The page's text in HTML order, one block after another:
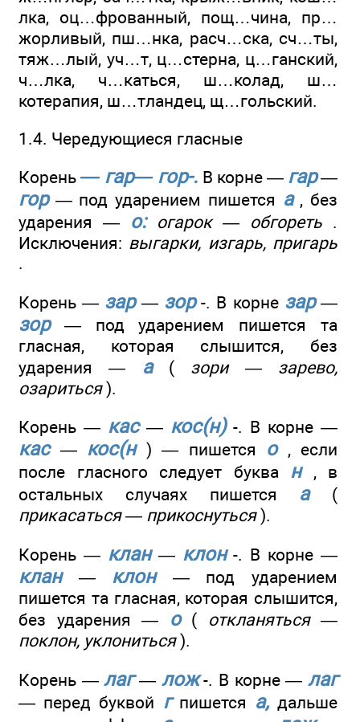
лка, оц…фрованный, пощ…чина, пр…
жорливый, пш…нка, расч…ска, сч…ты,
тяж…лый, уч…т, ц…стерна, ц…ганский,
ч…лка, ч…каться, ш…колад, ш…
котерапия, ш…тландец, щ…гольский.
1.4. Чередующиеся гласные
Корень— гар— гор-. В корне — гар—
гор— под ударением пишется а, без
ударения — о:огарок — обгореть .
Исключения: выгарки, изгарь, пригарь
.
Корень — зар— зор-. В корне зар—
зор— под ударением пишется та
гласная, которая слышится, без
ударения — а( зори — зарево,
озариться).
Корень — кас— кос(н)-. В корне —
кас— кос(н) — пишется о, если
после гласного следует буква н, в
остальных случаях пишется а(
прикасаться — прикоснуться).
Корень — клан— клон-. В корне —
клан— клон— под ударением
пишется та гласная, которая слышится,
без ударения — о( откланяться —
поклон, уклониться).
Корень —лаг— лож-. В корне —лаг
— перед буквой гпишется а,дальше